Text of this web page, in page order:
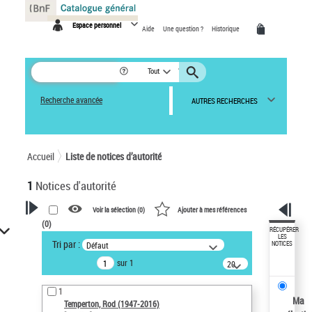
Espace personnel Aide Une question ? Historique
Tout
Recherche avancée AUTRES RECHERCHES
Accueil Liste de notices d’autorité
1 Notices d'autorité
VOTRE RECHERCHE
Recherche avancée dans les
notices d’autorité
Œuvres liées à l'auteur :
Temperton, Rod (1947-2016)
Voir la sélection (0) Ajouter à mes références
(0)
Tri par : Défaut
sur 1
20
résultats/page
1
Temperton, Rod (1947-2016)
RÉCUPÉRER
LES
NOTICES
Ma
Panneau de gestion des cookies